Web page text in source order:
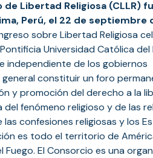
Libertad Religiosa (CLLR)
Perú, el 22 de septiembre
sobre Libertad Religiosa
Universidad Católica del
independiente de los gobiernos
constituir un foro
y promoción del derecho a la
del fenómeno religioso y de las
confesiones religiosas y los
es todo el territorio de
El Consorcio es una